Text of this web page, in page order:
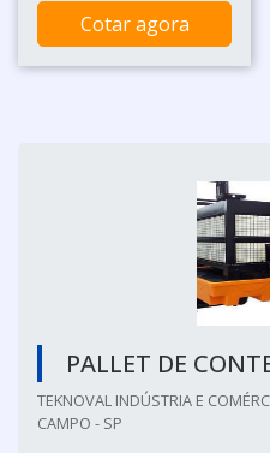
Cotar agora
PALLET DE
TEKNOVAL INDÚSTRIA E
CAMPO - SP